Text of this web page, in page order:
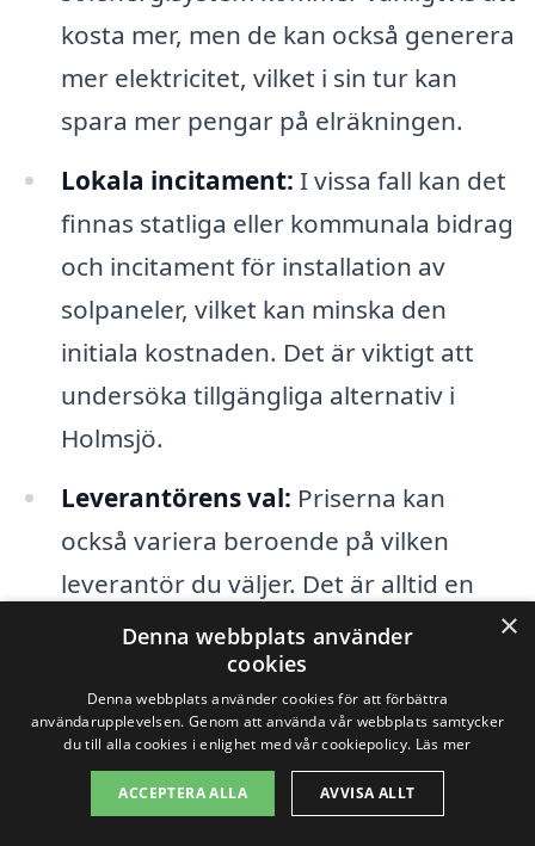
kosta mer, men de kan också generera
mer elektricitet, vilket i sin tur kan
spara mer pengar på elräkningen.
Lokala incitament: I vissa fall kan det
finnas statliga eller kommunala bidrag
och incitament för installation av
solpaneler, vilket kan minska den
initiala kostnaden. Det är viktigt att
undersöka tillgängliga alternativ i
Holmsjö.
Leverantörens val: Priserna kan
också variera beroende på vilken
leverantör du väljer. Det är alltid en
god idé att jämföra olika företag som
erbjuder solpaneler i Holmsjö för att
hitta det bästa erbjudandet.
När du överväger att installera solpaneler
×
Denna webbplats använder
cookies
Denna webbplats använder cookies för att förbättra
användarupplevelsen. Genom att använda vår webbplats samtycker
du till alla cookies i enlighet med vår cookiepolicy. Läs mer
ACCEPTERA ALLA AVVISA ALLT